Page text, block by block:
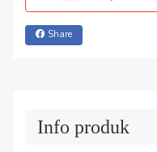
Share
Info produk